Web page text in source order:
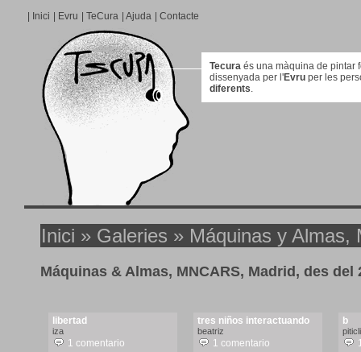
Inici Evru TeCura Ajuda Contacte
Tecura és una màquina de pintar
dissenyada per l'Evru per les
diferents.
Inici » Galeries » Máquinas y Almas,
Máquinas & Almas, MNCARS, Madrid, des del
libertad
iza
1 comentario
tres niños interactuando
beatriz
1 comentario
b
piticli